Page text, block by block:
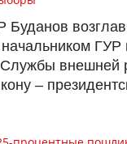
Буданов
ГУР
Службы внешней
–